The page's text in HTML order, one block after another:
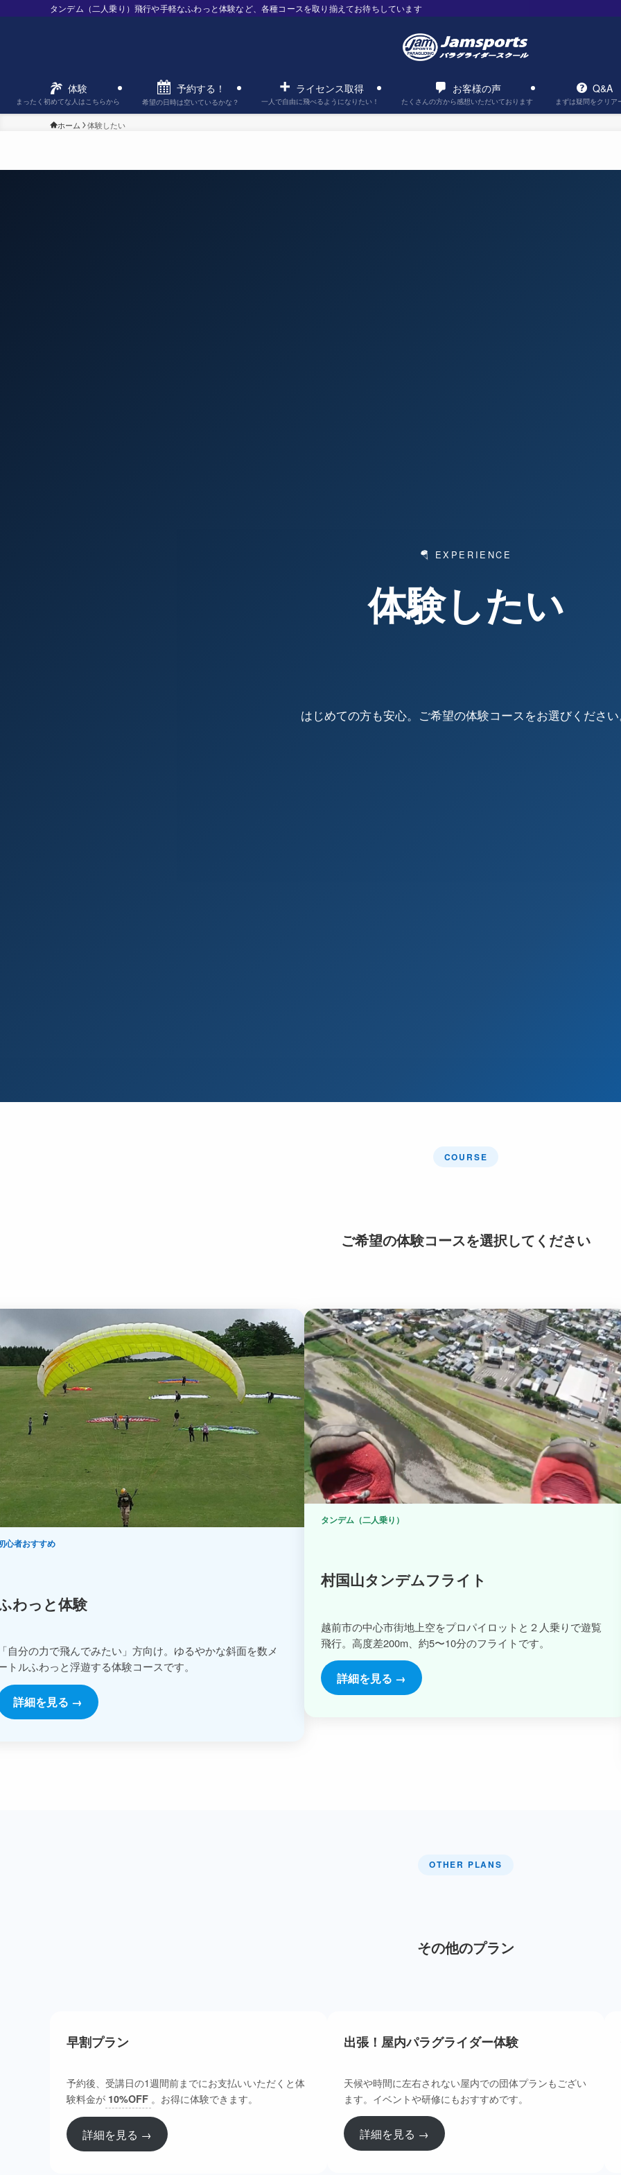
タンデム（二人乗り）飛行や手軽なふわっと体験など、各種コースを取り揃えてお待ちしています
体験
まったく初めてな人はこちらから
予約する！
希望の日時は空いているかな？
ライセンス取得
一人で自由に飛べるようになりたい！
お客様の声
たくさんの方から感想いただいております
Q&A
まずは疑問をクリア
ホーム 体験したい
🪂 EXPERIENCE
体験したい
はじめての方も安心。ご希望の体験コースをお選びくださ
COURSE
ご希望の体験コースを選択してください
心者おすすめ
わっと体験
自分の力で飛んでみたい」方向け。ゆるやかな斜面を数メ
トルふわっと浮遊する体験コースです。
詳細を見る →
タンデム（二人乗り）
村国山タンデムフライト
越前市の中心市街地上空をプロパイロットと２人乗りで遊覧
飛行。高度差200m、約5〜10分のフライトです。
詳細を見る →
OTHER PLANS
その他のプラン
早割プラン
予約後、受講日の1週間前までにお支払いいただくと体
験料金が 10%OFF 。お得に体験できます。
詳細を見る →
出張！屋内パラグライダー体験
天候や時間に左右されない屋内での団体プランもござい
ます。イベントや研修にもおすすめです。
詳細を見る →